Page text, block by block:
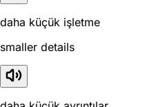
daha küçük işletme
smaller details